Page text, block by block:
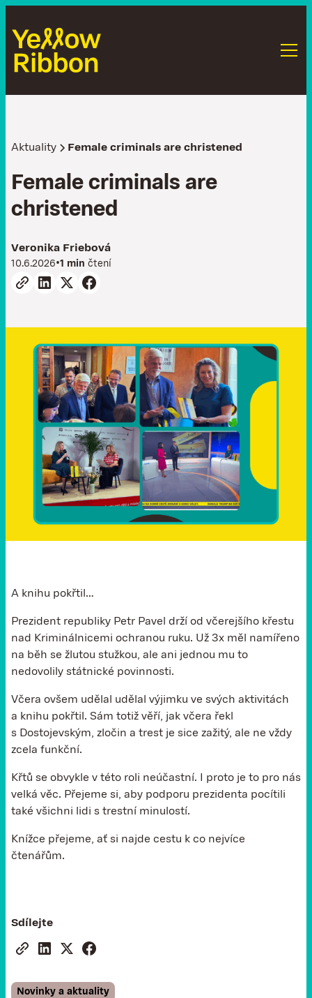
Aktuality Female criminals are christened
Female criminals are
christened
Veronika Friebová
10.6.2026•1 min čtení
A knihu pokřtil…
Prezident republiky Petr Pavel drží od včerejšího křestu
nad Kriminálnicemi ochranou ruku. Už 3x měl namířeno
na běh se žlutou stužkou, ale ani jednou mu to
nedovolily státnické povinnosti.
Včera ovšem udělal udělal výjimku ve svých aktivitách
a knihu pokřtil. Sám totiž věří, jak včera řekl
s Dostojevským, zločin a trest je sice zažitý, ale ne vždy
zcela funkční.
Křtů se obvykle v této roli neúčastní. I proto je to pro nás
velká věc. Přejeme si, aby podporu prezidenta pocítili
také všichni lidi s trestní minulostí.
Knížce přejeme, ať si najde cestu k co nejvíce
čtenářům.
Sdílejte
Novinky a aktuality